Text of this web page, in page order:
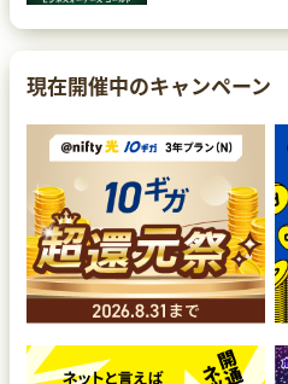
現在開催中のキャンペーン